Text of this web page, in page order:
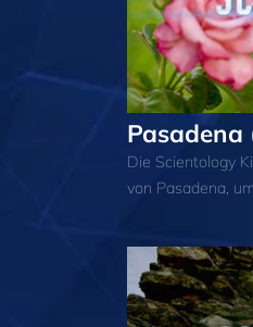
Pasadena
Die Scientology
von Pasadena,